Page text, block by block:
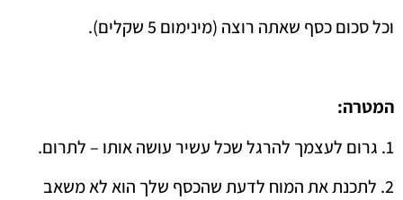
וכל סכום כסף שאתה רוצה (מינימום 5 שקלים).
המטרה:
1. גרום לעצמך להרגל שכל עשיר עושה אותו – לתרום.
2. לתכנת את המוח לדעת שהכסף שלך הוא לא משאב